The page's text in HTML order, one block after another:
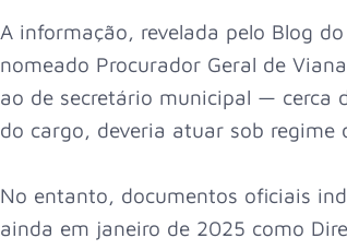
A informação, revelada pelo Blog
nomeado Procurador Geral de
ao de secretário municipal — cerca
do cargo, deveria atuar sob regime
No entanto, documentos oficiais
ainda em janeiro de 2025 como